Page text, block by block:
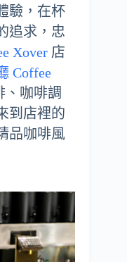
驗，在杯
追求，忠
Xover 店
Coffee
、咖啡調
到店裡的
品咖啡風